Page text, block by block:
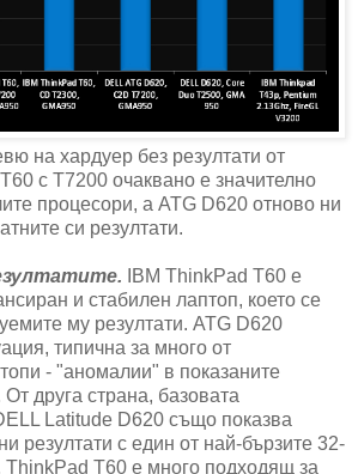
на хардуер без резултати от
с T7200 очаквано е значително
процесори, а ATG D620 отново ни
си резултати.
IBM ThinkPad T60 е
и стабилен лаптоп, което се
му резултати. ATG D620
типична за много от
- "аномалии" в показаните
От друга страна, базовата
Latitude D620 също показва
резултати с един от най-бързите 32-
ThinkPad T60 е много подходящ за